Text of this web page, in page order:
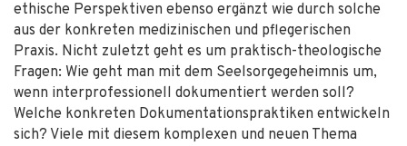
ethische Perspektiven ebenso ergänzt wie durch solche
aus der konkreten medizinischen und pflegerischen
Praxis. Nicht zuletzt geht es um praktisch-theologische
Fragen: Wie geht man mit dem Seelsorgegeheimnis um,
wenn interprofessionell dokumentiert werden soll?
Welche konkreten Dokumentationspraktiken entwickeln
sich? Viele mit diesem komplexen und neuen Thema